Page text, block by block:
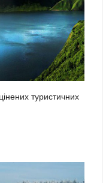
туристичних